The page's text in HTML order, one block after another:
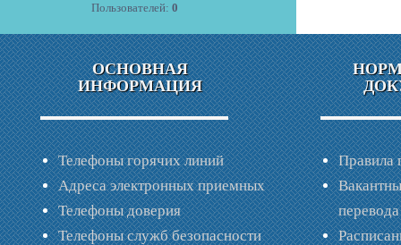
Пользователей: 0
ОСНОВНАЯ
ИНФОРМАЦИЯ
Телефоны горячих линий
Адреса электронных приемных
Телефоны доверия
Телефоны служб безопасности
Правила
перевода